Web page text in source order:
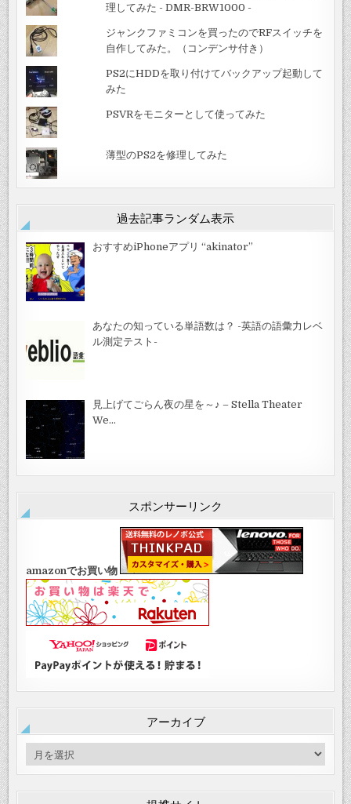
理してみた - DMR-BRW1000 -
ジャンクファミコンを買ったのでRFスイッチを
自作してみた。（コンデンサ付き）
PS2にHDDを取り付けてバックアップ起動して
みた
PSVRをモニターとして使ってみた
薄型のPS2を修理してみた
過去記事ランダム表示
おすすめiPhoneアプリ “akinator”
あなたの知っている単語数は？ -英語の語彙力レベ
ル測定テスト-
見上げてごらん夜の星を～♪ – Stella Theater
We…
スポンサーリンク
amazonでお買い物
アーカイブ
ー